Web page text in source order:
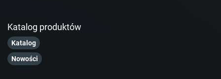
Katalog produktów
Katalog
Nowości